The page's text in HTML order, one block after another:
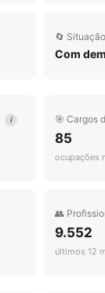
🔄 Situação
Com
i 🎯 Cargos
85
ocupações
👥
9.552
últimos 12